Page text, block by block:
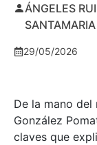
ÁNGELES
SANTAMARIA
29/05/2026
De la mano
González
claves que